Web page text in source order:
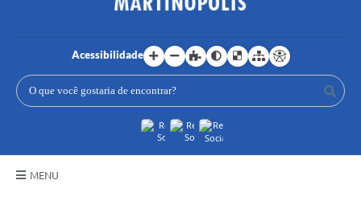
Acessibilidade
MENU